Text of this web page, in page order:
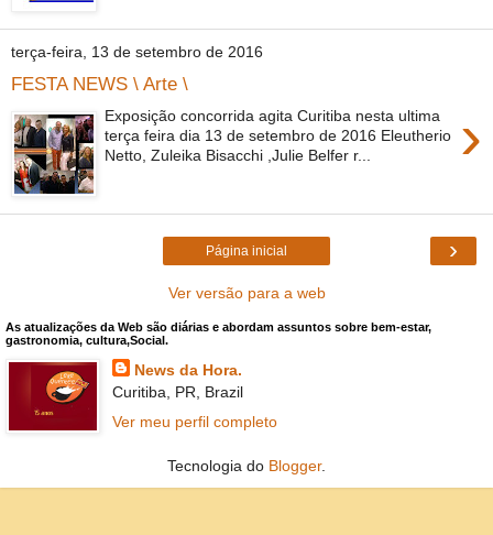
terça-feira, 13 de setembro de 2016
FESTA NEWS \ Arte \
›
Exposição concorrida agita Curitiba nesta ultima
terça feira dia 13 de setembro de 2016 Eleutherio
Netto, Zuleika Bisacchi ,Julie Belfer r...
›
Página inicial
Ver versão para a web
As atualizações da Web são diárias e abordam assuntos sobre bem-estar,
gastronomia, cultura,Social.
News da Hora.
Curitiba, PR, Brazil
Ver meu perfil completo
Tecnologia do Blogger.